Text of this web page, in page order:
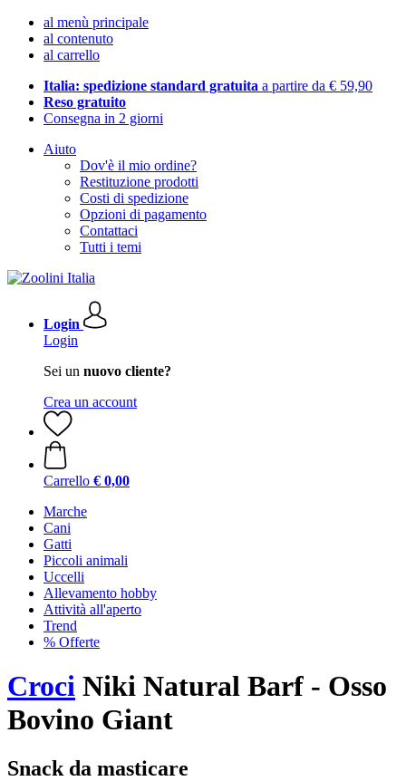
al menù principale
al contenuto
al carrello
Italia: spedizione standard gratuita a partire da € 59,90
Reso gratuito
Consegna in 2 giorni
Aiuto
Dov'è il mio ordine?
Restituzione prodotti
Costi di spedizione
Opzioni di pagamento
Contattaci
Tutti i temi
Login
Login
Sei un nuovo cliente?
Crea un account
Carrello € 0,00
Marche
Cani
Gatti
Piccoli animali
Uccelli
Allevamento hobby
Attività all'aperto
Trend
% Offerte
Croci Niki Natural Barf - Osso
Bovino Giant
Snack da masticare